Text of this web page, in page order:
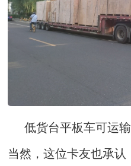
低货台平板车可运
当然，这位卡友也承认